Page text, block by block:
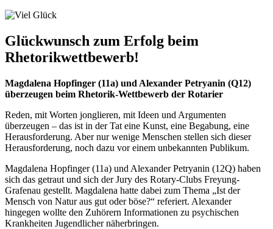
Glückwunsch zum Erfolg beim
Rhetorikwettbewerb!
Magdalena Hopfinger (11a) und Alexander Petryanin (Q12)
überzeugen beim Rhetorik-Wettbewerb der Rotarier
Reden, mit Worten jonglieren, mit Ideen und Argumenten
überzeugen – das ist in der Tat eine Kunst, eine Begabung, eine
Herausforderung. Aber nur wenige Menschen stellen sich dieser
Herausforderung, noch dazu vor einem unbekannten Publikum.
Magdalena Hopfinger (11a) und Alexander Petryanin (12Q) haben
sich das getraut und sich der Jury des Rotary-Clubs Freyung-
Grafenau gestellt. Magdalena hatte dabei zum Thema „Ist der
Mensch von Natur aus gut oder böse?“ referiert. Alexander
hingegen wollte den Zuhörern Informationen zu psychischen
Krankheiten Jugendlicher näherbringen.